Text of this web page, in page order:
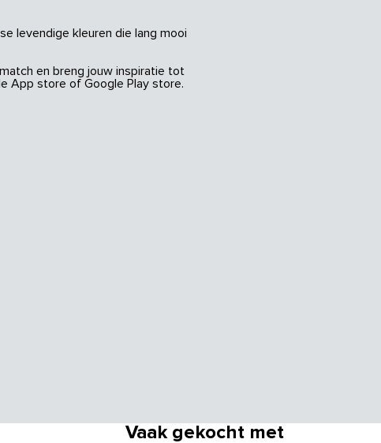
levendige kleuren die lang mooi
en breng jouw inspiratie tot
App store of Google Play store.
Vaak gekocht met